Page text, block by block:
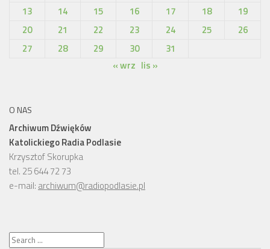
13
14 15 16 17 18
19
20
21 22 23 24 25
26
27
28 29 30
31
« wrz lis »
O NAS
Archiwum Dźwięków
Katolickiego Radia Podlasie
Krzysztof Skorupka
tel. 25 644 72 73
e-mail: archiwum@radiopodlasie.pl